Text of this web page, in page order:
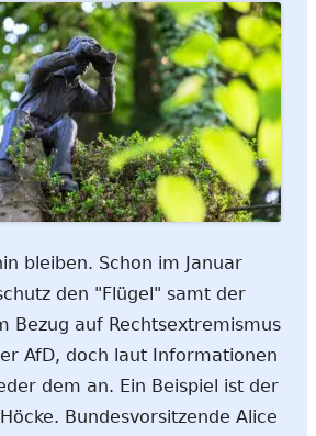
bleiben. Schon im Januar
den "Flügel" samt der
Bezug auf Rechtsextremismus
AfD, doch laut Informationen
dem an. Ein Beispiel ist der
Bundesvorsitzende Alice